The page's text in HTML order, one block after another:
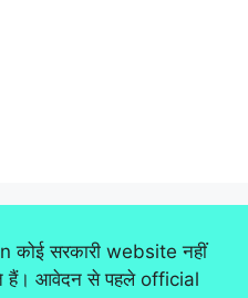
कोई सरकारी website नहीं
हैं। आवेदन से पहले official